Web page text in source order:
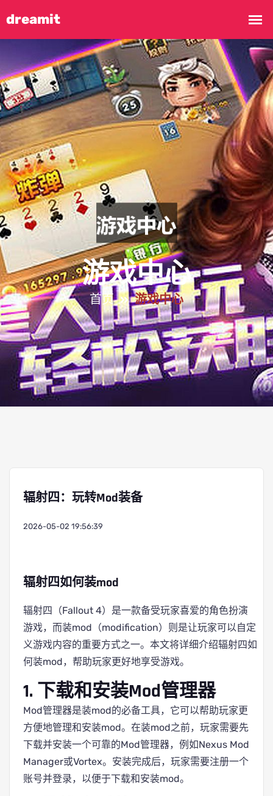
游戏中心
首页 游戏中心
辐射四：玩转Mod装备
2026-05-02 19:56:39
辐射四如何装mod
辐射四（Fallout 4）是一款备受玩家喜爱的角色扮演
游戏，而装mod（modification）则是让玩家可以自定
义游戏内容的重要方式之一。本文将详细介绍辐射四如
何装mod，帮助玩家更好地享受游戏。
1. 下载和安装Mod管理器
Mod管理器是装mod的必备工具，它可以帮助玩家更
方便地管理和安装mod。在装mod之前，玩家需要先
下载并安装一个可靠的Mod管理器，例如Nexus Mod
Manager或Vortex。安装完成后，玩家需要注册一个
账号并登录，以便于下载和安装mod。